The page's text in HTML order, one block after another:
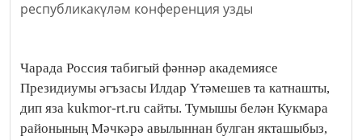
Чарада Россия табигый фәннәр академиясе
Президиумы әгъзасы Илдар Үтәмешев та катнашты,
дип яза kukmor-rt.ru сайты. Тумышы белән Кукмара
районының Мәчкәрә авылыннан булган якташыбыз,